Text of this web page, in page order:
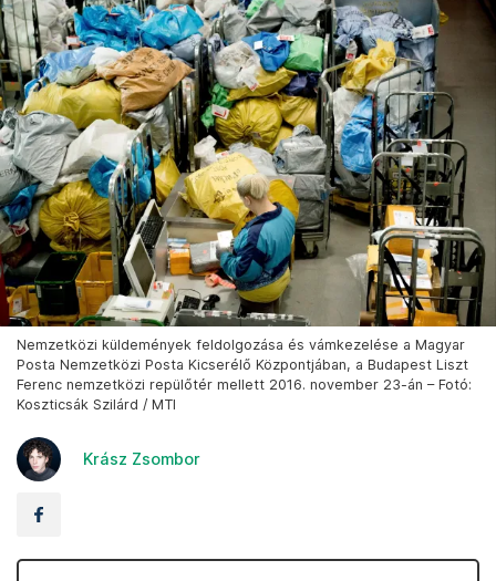
Nemzetközi küldemények feldolgozása és vámkezelése a Magyar
Posta Nemzetközi Posta Kicserélő Központjában, a Budapest Liszt
Ferenc nemzetközi repülőtér mellett 2016. november 23-án – Fotó:
Koszticsák Szilárd / MTI
Krász Zsombor